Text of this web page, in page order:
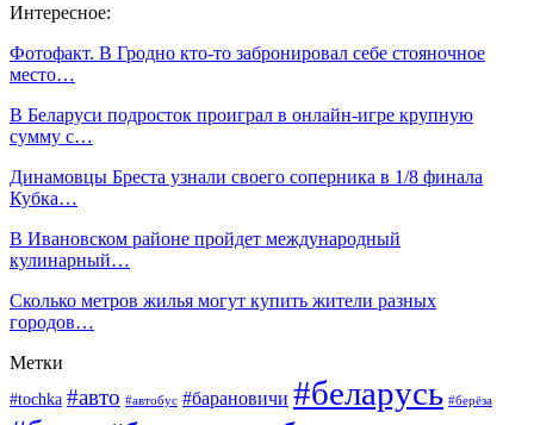
Интересное:
Фотофакт. В Гродно кто-то забронировал себе стояночное
место…
В Беларуси подросток проиграл в онлайн-игре крупную
сумму с…
Динамовцы Бреста узнали своего соперника в 1/8 финала
Кубка…
В Ивановском районе пройдет международный
кулинарный…
Сколько метров жилья могут купить жители разных
городов…
Метки
#tochka #авто #автобус #барановичи #беларусь #берёза